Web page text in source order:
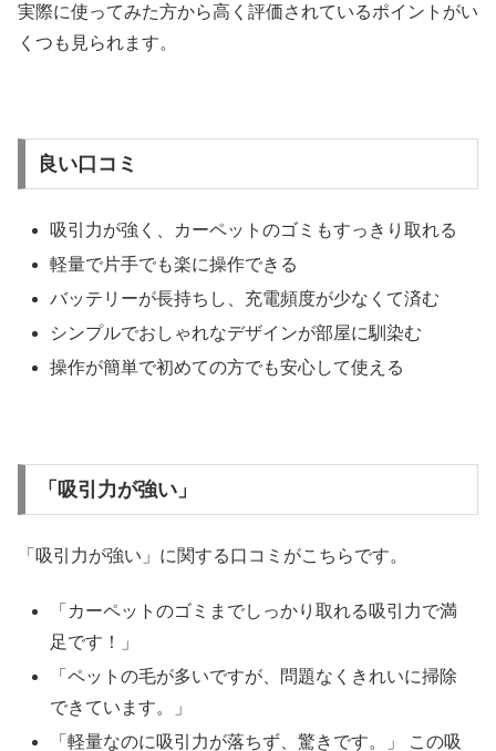
実際に使ってみた方から高く評価されているポイントがい
くつも見られます。
良い口コミ
吸引力が強く、カーペットのゴミもすっきり取れる
軽量で片手でも楽に操作できる
バッテリーが長持ちし、充電頻度が少なくて済む
シンプルでおしゃれなデザインが部屋に馴染む
操作が簡単で初めての方でも安心して使える
「吸引力が強い」
「吸引力が強い」に関する口コミがこちらです。
「カーペットのゴミまでしっかり取れる吸引力で満
足です！」
「ペットの毛が多いですが、問題なくきれいに掃除
できています。」
「軽量なのに吸引力が落ちず、驚きです。」 この吸